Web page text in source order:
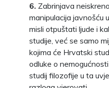
6. Zabrinjava
manipulacija javnošću
misli otpuštati ljude i
studije, već se samo
kojima će Hrvatski
odluke o
studij filozofije u ta